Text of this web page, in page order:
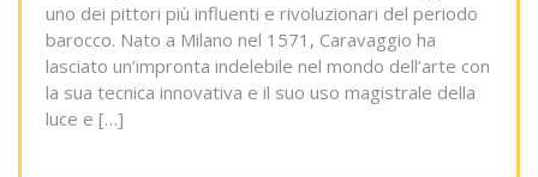
uno dei pittori più influenti e rivoluzionari del periodo
barocco. Nato a Milano nel 1571, Caravaggio ha
lasciato un’impronta indelebile nel mondo dell’arte con
la sua tecnica innovativa e il suo uso magistrale della
luce e […]